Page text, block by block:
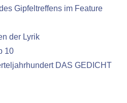
Gipfeltreffens im Feature
der Lyrik
10
DAS GEDICHT